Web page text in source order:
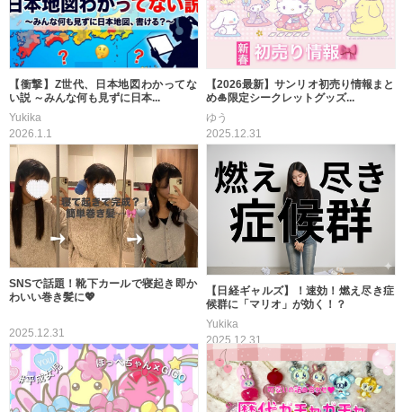
【衝撃】Z世代、日本地図わかってな
い説 ～みんな何も見ずに日本...
Yukika
2026.1.1
【2026最新】サンリオ初売り情報まと
め🎍限定シークレットグッズ...
ゆう
2025.12.31
SNSで話題！靴下カールで寝起き即か
わいい巻き髪に💖
2025.12.31
【日経ギャルズ】！速効！燃え尽き症
候群に「マリオ」が効く！？
Yukika
2025.12.31